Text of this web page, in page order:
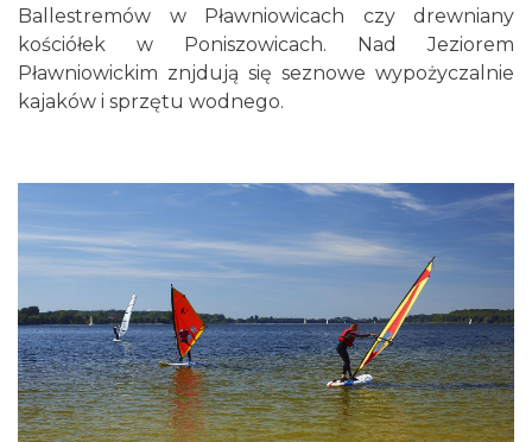
Ballestremów w Pławniowicach czy drewniany
kościółek w Poniszowicach. Nad Jeziorem
Pławniowickim znjdują się seznowe wypożyczalnie
kajaków i sprzętu wodnego.